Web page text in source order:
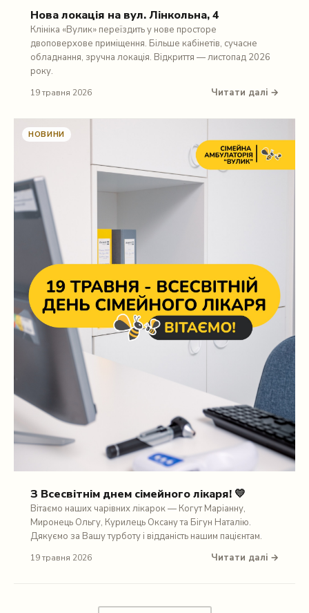
Нова локація на вул. Лінкольна, 4
Клініка «Вулик» переїздить у нове просторе
двоповерхове приміщення. Більше кабінетів, сучасне
обладнання, зручна локація. Відкриття — листопад 2026
року.
19 травня 2026 Читати далі →
НОВИНИ
З Всесвітнім днем сімейного лікаря! 💛
Вітаємо наших чарівних лікарок — Когут Маріанну,
Миронець Ольгу, Курилець Оксану та Бігун Наталію.
Дякуємо за Вашу турботу і відданість нашим пацієнтам.
19 травня 2026 Читати далі →